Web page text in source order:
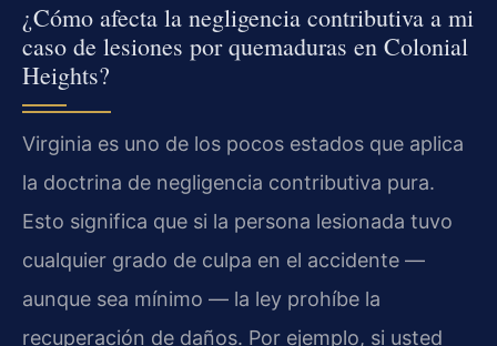
¿Cómo afecta la negligencia contributiva a mi
caso de lesiones por quemaduras en Colonial
Heights?
Virginia es uno de los pocos estados que aplica
la doctrina de negligencia contributiva pura.
Esto significa que si la persona lesionada tuvo
cualquier grado de culpa en el accidente —
aunque sea mínimo — la ley prohíbe la
recuperación de daños. Por ejemplo, si usted